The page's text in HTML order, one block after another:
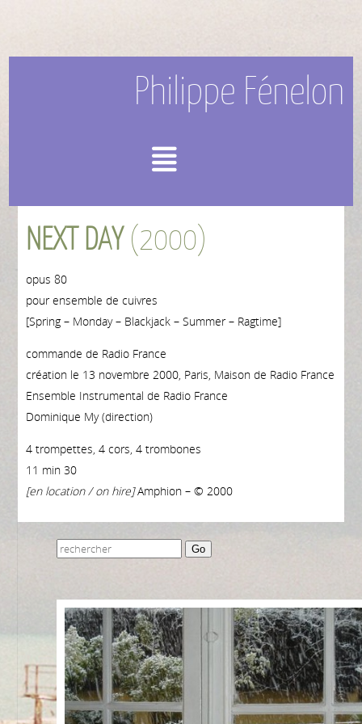
Philippe Fénelon
NEXT DAY(2000)
opus 80
pour ensemble de cuivres
[Spring – Monday – Blackjack – Summer – Ragtime]
commande de Radio France
création le 13 novembre 2000, Paris, Maison de Radio France
Ensemble Instrumental de Radio France
Dominique My (direction)
4 trompettes, 4 cors, 4 trombones
11 min 30
[en location / on hire]Amphion – © 2000
Go